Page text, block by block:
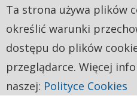
Ta strona używa plików
określić warunki
dostępu do plików
przeglądarce. Więcej
naszej: Polityce Cookies